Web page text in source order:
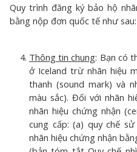
Quy trình đăng ký bảo hộ
bằng nộp đơn quốc tế như sau:
Thông tin chung: Bạn có
ở Iceland trừ nhãn hiệu
thanh (sound mark) và
màu sắc). Đối với nhãn
nhãn hiệu chứng nhận
cung cấp: (a) quy chế
nhãn hiệu chứng nhận